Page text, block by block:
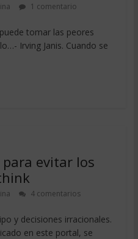
1 comentario
tomar las peores
Irving Janis. Cuando se
para evitar los
4 comentarios
y decisiones irracionales.
en este portal, se